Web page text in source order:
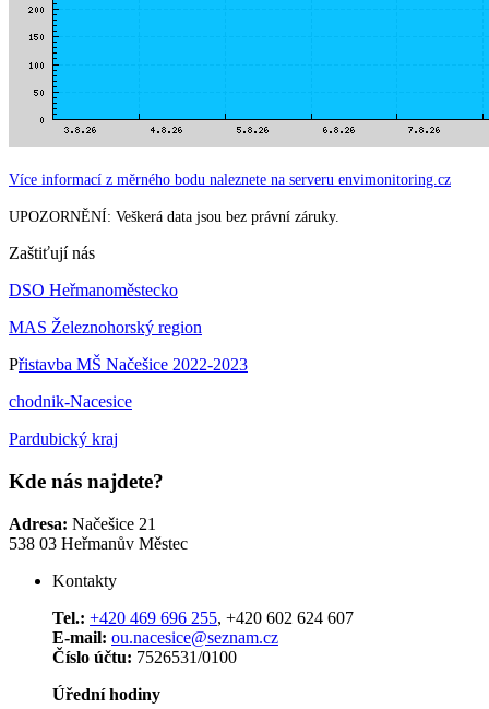
Více informací z měrného bodu naleznete na serveru envimonitoring.cz
UPOZORNĚNÍ: Veškerá data jsou bez právní záruky.
Zaštiťují nás
DSO Heřmanoměstecko
MAS Železnohorský region
Přistavba MŠ Načešice 2022-2023
chodnik-Nacesice
Pardubický kraj
Kde nás najdete?
Adresa: Načešice 21
538 03 Heřmanův Městec
Kontakty
Tel.: +420 469 696 255, +420 602 624 607
E-mail: ou.nacesice@seznam.cz
Číslo účtu: 7526531/0100
Úřední hodiny